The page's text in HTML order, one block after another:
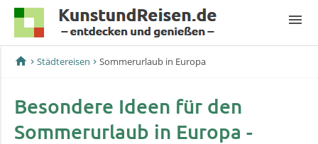
menu
home Städtereisen Sommerurlaub in Europa
Besondere Ideen für den
Sommerurlaub in Europa -